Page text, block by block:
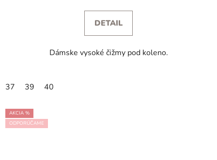
DETAIL
Dámske vysoké čižmy pod koleno.
37 39 40
AKCIA %
ODPORÚČAME